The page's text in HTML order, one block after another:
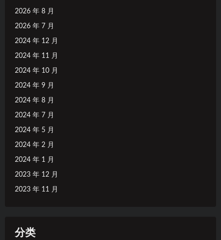
2026 年 8 月
2026 年 7 月
2024 年 12 月
2024 年 11 月
2024 年 10 月
2024 年 9 月
2024 年 8 月
2024 年 7 月
2024 年 5 月
2024 年 2 月
2024 年 1 月
2023 年 12 月
2023 年 11 月
分类